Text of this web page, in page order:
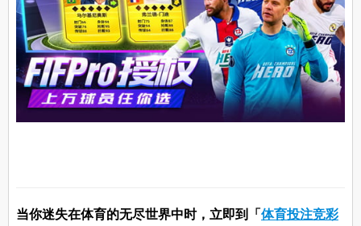
当你迷失在体育的无尽世界中时，立即到「体育投注竞彩